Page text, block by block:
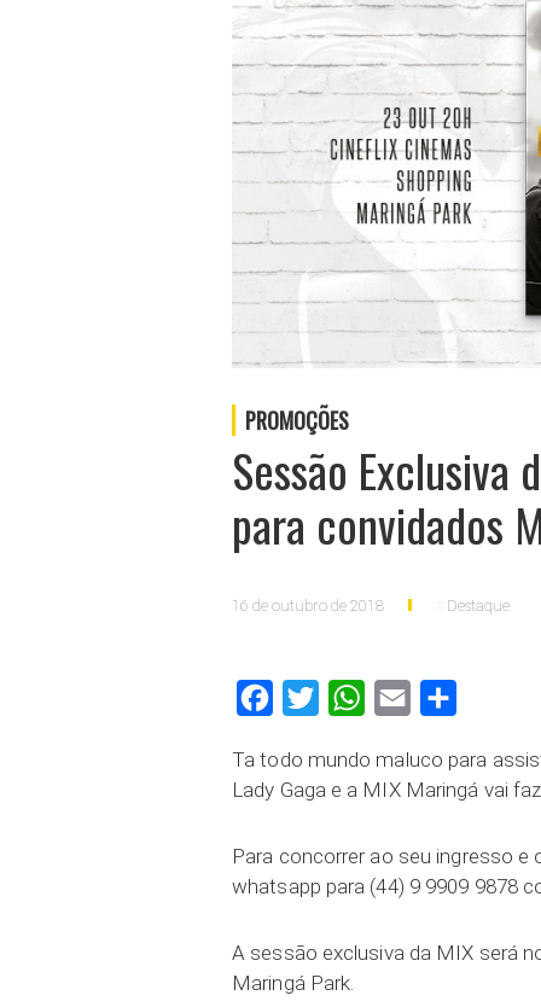
PROMOÇÕES
Sessão Exclusiva
para convidados
16 de outubro de 2018 Destaque
FacebookTwitter WhatsAppEmail
Ta todo mundo maluco para
Lady Gaga e a MIX Maringá vai
Para concorrer ao seu ingresso
whatsapp para (44) 9 9909 9878
A sessão exclusiva da MIX será
Maringá Park.